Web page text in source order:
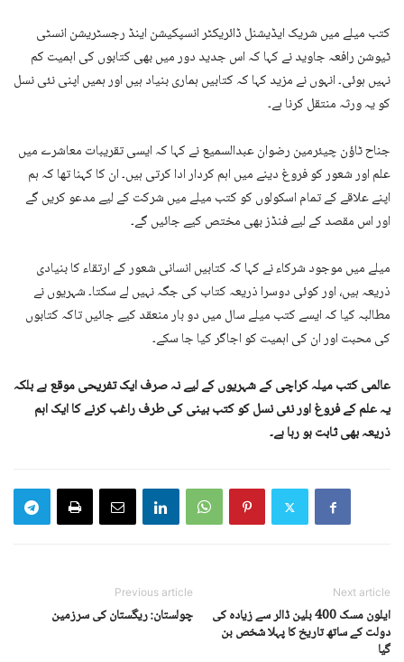
کتب میلے میں شریک ایڈیشنل ڈائریکٹر انسپکیشن اینڈ رجسٹریشن انسٹی
ٹیوشن رافعہ جاوید نے کہا کہ اس جدید دور میں بھی کتابوں کی اہمیت کم
نہیں ہوئی۔ انہوں نے مزید کہا کہ کتابیں ہماری بنیاد ہیں اور ہمیں اپنی نئی نسل
کو یہ ورثہ منتقل کرنا ہے۔
جناح ٹاؤن چیئرمین رضوان عبدالسمیع نے کہا کہ ایسی تقریبات معاشرے میں
علم اور شعور کو فروغ دینے میں اہم کردار ادا کرتی ہیں۔ ان کا کہنا تھا کہ ہم
اپنے علاقے کے تمام اسکولوں کو کتب میلے میں شرکت کے لیے مدعو کریں گے
اور اس مقصد کے لیے فنڈز بھی مختص کیے جائیں گے۔
میلے میں موجود شرکاء نے کہا کہ کتابیں انسانی شعور کے ارتقاء کا بنیادی
ذریعہ ہیں، اور کوئی دوسرا ذریعہ کتاب کی جگہ نہیں لے سکتا۔ شہریوں نے
مطالبہ کیا کہ ایسے کتب میلے سال میں دو بار منعقد کیے جائیں تاکہ کتابوں
کی محبت اور ان کی اہمیت کو اجاگر کیا جا سکے۔
عالمی کتب میلہ کراچی کے شہریوں کے لیے نہ صرف ایک تفریحی موقع ہے بلکہ
یہ علم کے فروغ اور نئی نسل کو کتب بینی کی طرف راغب کرنے کا ایک اہم
ذریعہ بھی ثابت ہو رہا ہے۔
Previous article
چولستان: ریگستان کی سرزمین
Next article
ایلون مسک 400 بلین ڈالر سے زیادہ کی
دولت کے ساتھ تاریخ کا پہلا شخص بن
گیا